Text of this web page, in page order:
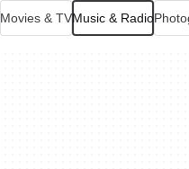
Movies & TVMusic & Radio